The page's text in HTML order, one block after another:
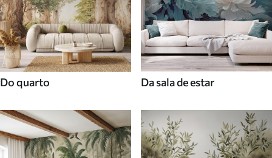
Do quarto Da sala de estar